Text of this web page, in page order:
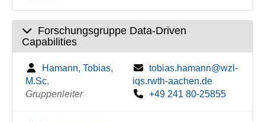
Forschungsgruppe Data-Driven
Capabilities
Hamann, Tobias,
M.Sc.
Gruppenleiter
tobias.hamann@wzl-
iqs.rwth-aachen.de
+49 241 80-25855